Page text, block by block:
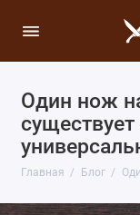
Один нож
Главная Блог